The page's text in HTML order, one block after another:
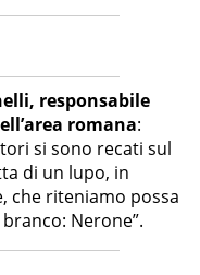
responsabile
romana:
si sono recati sul
di un lupo, in
che riteniamo possa
Nerone”.